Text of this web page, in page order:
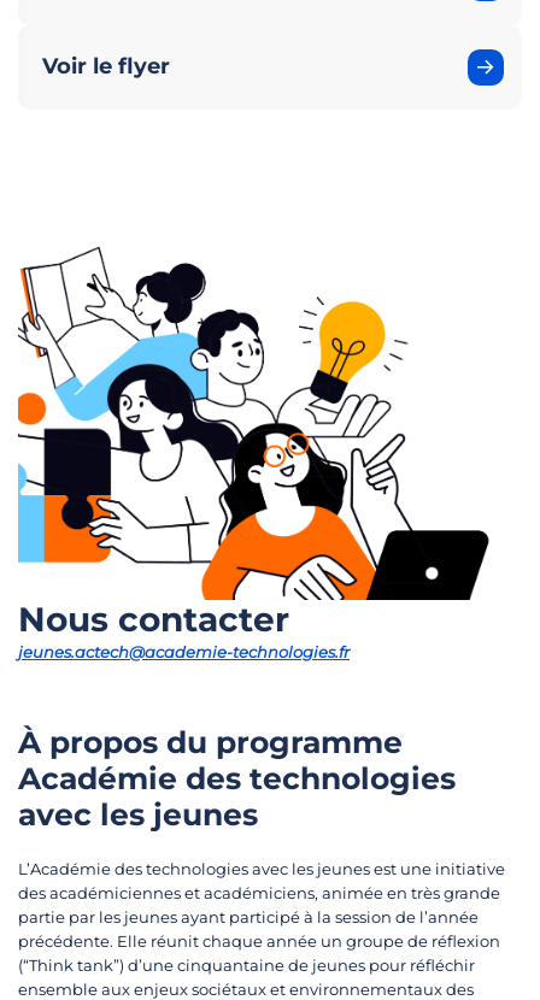
Voir le flyer
Nous contacter
jeunes.actech@academie-technologies.fr
À propos du programme
Académie des technologies
avec les jeunes
L’Académie des technologies avec les jeunes est une initiative
des académiciennes et académiciens, animée en très grande
partie par les jeunes ayant participé à la session de l’année
précédente. Elle réunit chaque année un groupe de réflexion
(“Think tank”) d’une cinquantaine de jeunes pour réfléchir
ensemble aux enjeux sociétaux et environnementaux des